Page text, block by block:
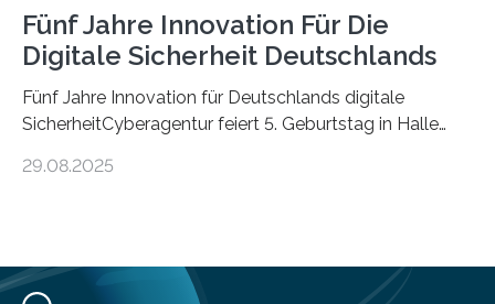
Fünf Jahre Innovation Für Die
Digitale Sicherheit Deutschlands
Fünf Jahre Innovation für Deutschlands digitale
SicherheitCyberagentur feiert 5. Geburtstag in Halle
ErfolgeDie Agentur für Innovation in der
Forschungsarbeit, politischen Grußworten und der
29.08.2025